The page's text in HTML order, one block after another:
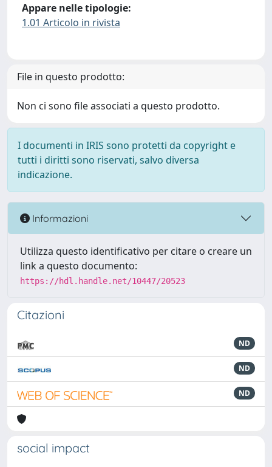
Appare nelle tipologie:
1.01 Articolo in rivista
File in questo prodotto:
Non ci sono file associati a questo prodotto.
I documenti in IRIS sono protetti da copyright e
tutti i diritti sono riservati, salvo diversa
indicazione.
Informazioni
Utilizza questo identificativo per citare o creare un
link a questo documento:
https://hdl.handle.net/10447/20523
Citazioni
ND
ND
ND
social impact